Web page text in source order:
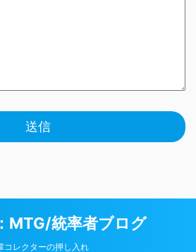
MTG/統率者ブログ
コレクターの押し入れ